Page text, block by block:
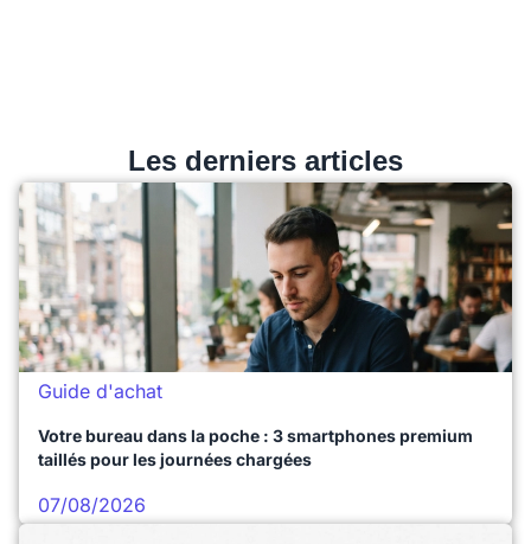
Les derniers articles
Guide d'achat
Votre bureau dans la poche : 3 smartphones premium
taillés pour les journées chargées
07/08/2026